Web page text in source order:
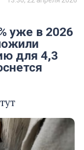
уже в 2026
для 4,3